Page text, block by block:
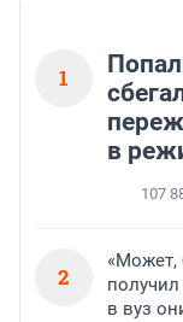
1
в
107
2
«Может,
в вуз